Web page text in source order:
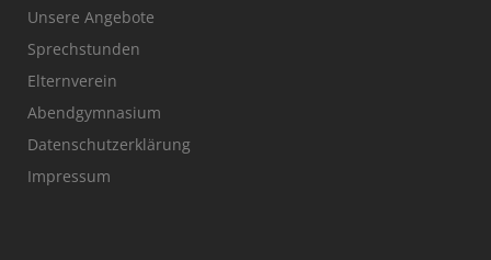
Unsere Angebote
Sprechstunden
Elternverein
Abendgymnasium
Datenschutzerklärung
Impressum